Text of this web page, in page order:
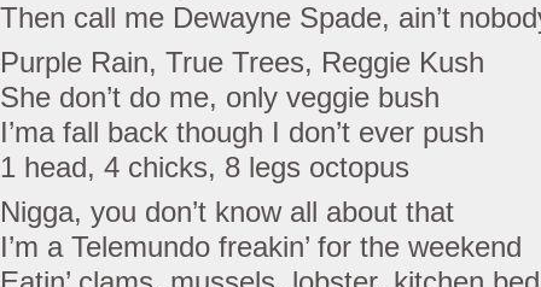
Then call me Dewayne Spade, ain’t
Purple Rain, True Trees, Reggie Kush
She don’t do me, only veggie bush
I’ma fall back though I don’t ever push
1 head, 4 chicks, 8 legs octopus
Nigga, you don’t know all about that
I’m a Telemundo freakin’ for the weekend